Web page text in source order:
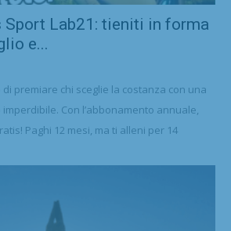
Sport Lab21: tieniti in forma
e...
di premiare chi sceglie la costanza con una
Con l’abbonamento annuale,
Paghi 12 mesi, ma ti alleni per 14